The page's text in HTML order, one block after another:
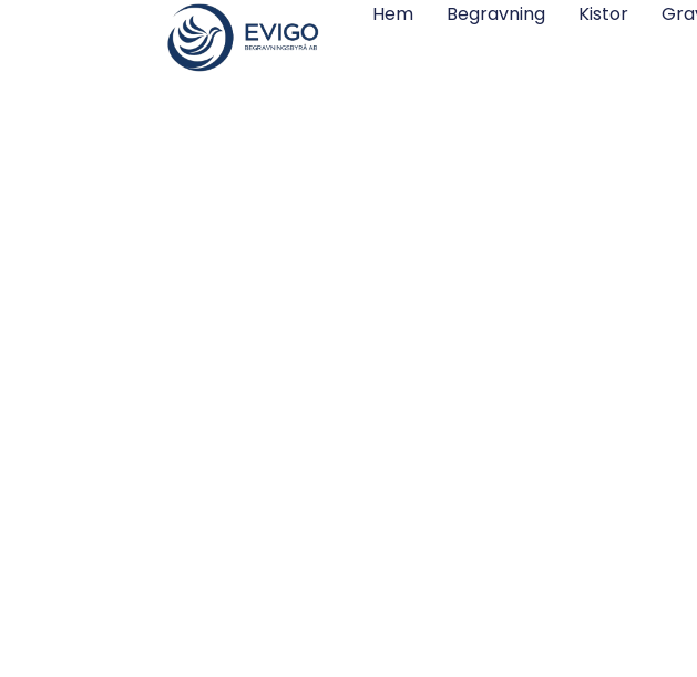
Hem Begravning Kistor